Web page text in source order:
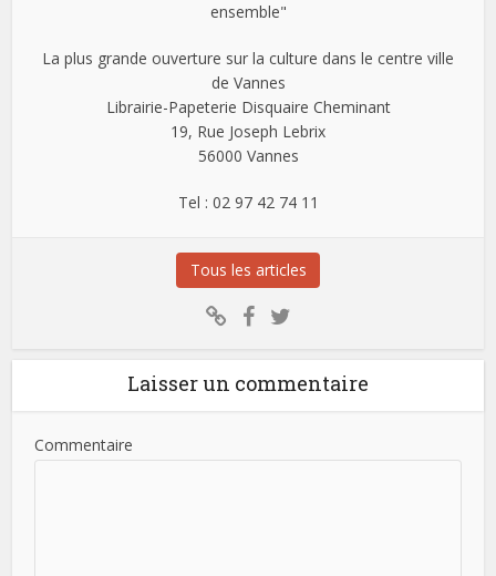
ensemble"
La plus grande ouverture sur la culture dans le centre ville
de Vannes
Librairie-Papeterie Disquaire Cheminant
19, Rue Joseph Lebrix
56000 Vannes
Tel : 02 97 42 74 11
Tous les articles
Laisser un commentaire
Commentaire